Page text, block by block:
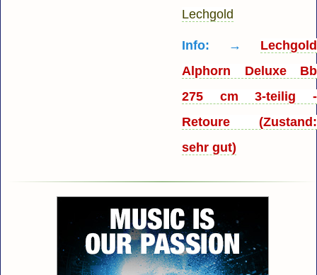
Lechgold
Info: → Lechgold
Alphorn Deluxe Bb
275 cm 3-teilig -
Retoure (Zustand:
sehr gut)